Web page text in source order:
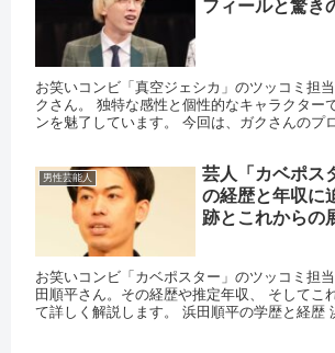
フィールと驚き
お笑いコンビ「真空ジェシカ」のツッコミ担
クさん。 独特な感性と個性的なキャラクター
ンを魅了しています。 今回は、ガクさんのプ
男性芸能人
芸人「カベポス
の経歴と年収に
跡とこれからの
お笑いコンビ「カベポスター」のツッコミ担
田順平さん。その経歴や推定年収、 そしてこ
て詳しく解説します。 浜田順平の学歴と経歴